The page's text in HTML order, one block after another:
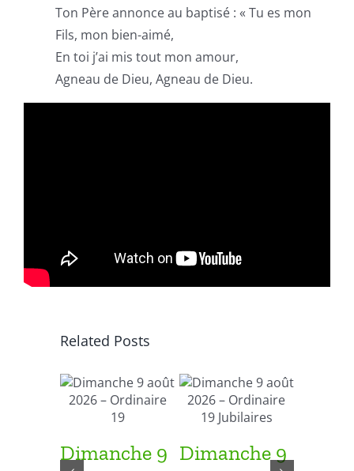
Ton Père annonce au baptisé : « Tu es mon
Fils, mon bien-aimé,
En toi j’ai mis tout mon amour,
Agneau de Dieu, Agneau de Dieu.
Related Posts
Dimanche 9 Dimanche 9